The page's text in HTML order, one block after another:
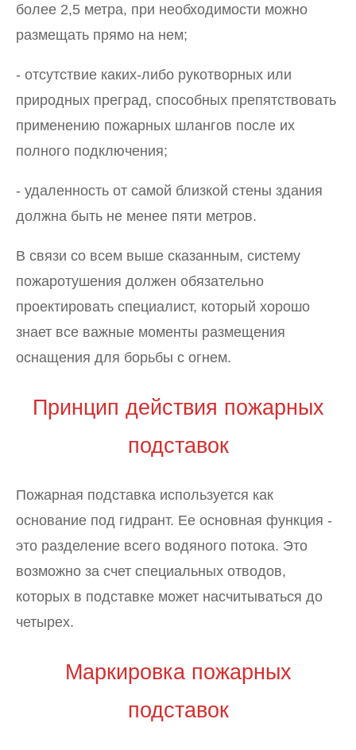
более 2,5 метра, при необходимости можно
размещать прямо на нем;
- отсутствие каких-либо рукотворных или
природных преград, способных препятствовать
применению пожарных шлангов после их
полного подключения;
- удаленность от самой близкой стены здания
должна быть не менее пяти метров.
В связи со всем выше сказанным, систему
пожаротушения должен обязательно
проектировать специалист, который хорошо
знает все важные моменты размещения
оснащения для борьбы с огнем.
Принцип действия пожарных
подставок
Пожарная подставка используется как
основание под гидрант. Ее основная функция -
это разделение всего водяного потока. Это
возможно за счет специальных отводов,
которых в подставке может насчитываться до
четырех.
Маркировка пожарных
подставок